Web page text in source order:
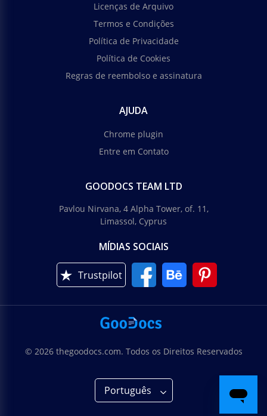
Licenças de Arquivo
Termos e Condições
Política de Privacidade
Política de Cookies
Regras de reembolso e assinatura
AJUDA
Chrome plugin
Entre em Contato
GOODOCS TEAM LTD
Pavlou Nirvana, 4 Alpha Tower, of. 11,
Limassol, Cyprus
MÍDIAS SOCIAIS
Trustpilot
© 2026 thegoodocs.com. Todos os Direitos Reservados
Português